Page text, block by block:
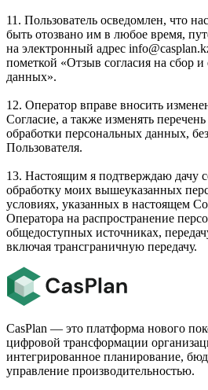
11. Пользователь осведомлен, что
быть отозвано им в любое время,
на электронный адрес
пометкой «Отзыв согласия на cбор
данных».
12. Оператор вправе вносить
Согласие, а также изменять
обработки персональных данных,
Пользователя.
13. Настоящим я подтверждаю дачу
обработку моих вышеуказанных
условиях, указанных в настоящем
Оператора на распространение
общедоступных источниках,
включая трансграничную передачу.
CasPlan — это платформа нового
цифровой трансформации
интегрированное планирование,
управление производительностью.